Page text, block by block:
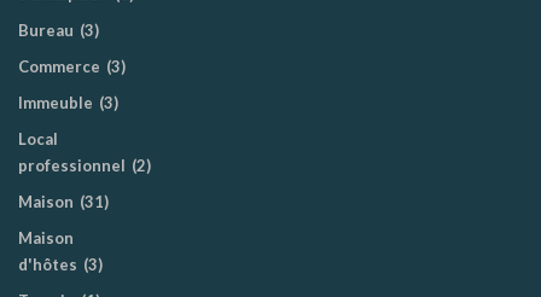
Bureau (3)
Commerce (3)
Immeuble (3)
Local
professionnel (2)
Maison (31)
Maison
d'hôtes (3)